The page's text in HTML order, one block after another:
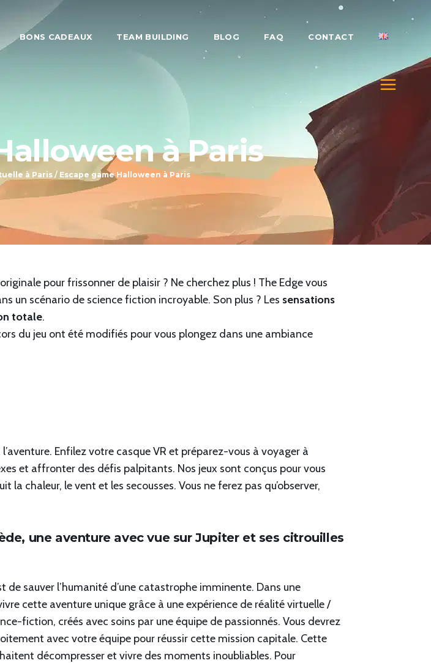
BONS CADEAUX TEAM BUILDING BLOG FAQ CONTACT
à Paris
à Paris / Escape game Halloween à Paris
pour frissonner de plaisir ? Ne cherchez plus ! The Edge vous
un scénario de science fiction incroyable. Son plus ? Les sensations
totale.
du jeu ont été modifiés pour vous plongez dans une ambiance
Enfilez votre casque VR et préparez-vous à voyager à
et affronter des défis palpitants. Nos jeux sont conçus pour vous
chaleur, le vent et les secousses. Vous ne ferez pas qu’observer,
une aventure avec vue sur Jupiter et ses citrouilles
sauver l’humanité d’une catastrophe imminente. Dans une
cette aventure unique grâce à une expérience de réalité virtuelle /
fiction, créés avec soins par une équipe de passionnés. Vous devrez
avec votre équipe pour réussir cette mission capitale. Cette
décompresser et vivre des moments inoubliables. Pour